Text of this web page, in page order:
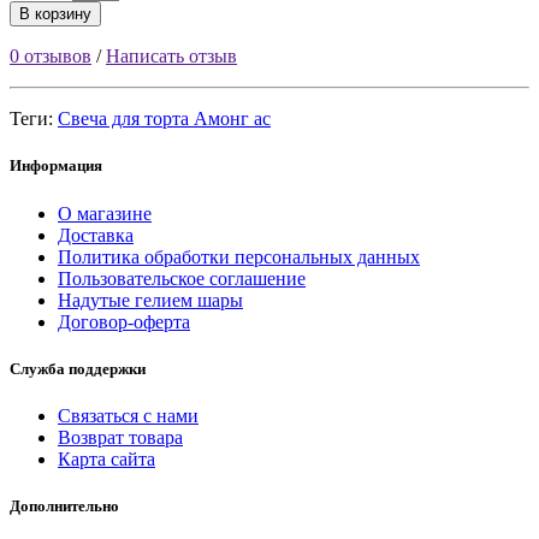
В корзину
0 отзывов /Написать отзыв
Теги: Свеча для торта Амонг ас
Информация
О магазине
Доставка
Политика обработки персональных данных
Пользовательское соглашение
Надутые гелием шары
Договор-оферта
Служба поддержки
Связаться с нами
Возврат товара
Карта сайта
Дополнительно